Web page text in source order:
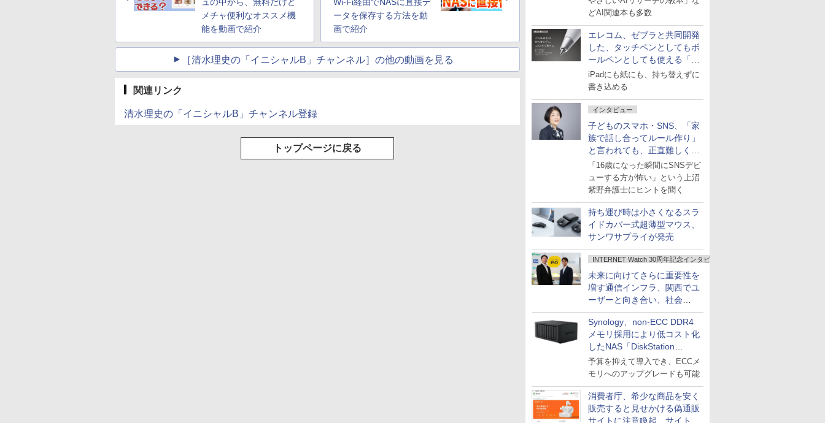
どAI関連本も多数
エレコム、ゼブラと共同開発
した、タッチペンとしてもボ
ールペンとしても使える「ス
タイラスツーウェイ」発売
iPadにも紙にも、持ち替えずに
書き込める
インタビュー
子どものスマホ・SNS、「家
族で話し合ってルール作り」
と言われても、正直難しくな
いですか？
「16歳になった瞬間にSNSデビ
ューする方が怖い」という上沼
紫野弁護士にヒントを聞く
持ち運び時は小さくなるスラ
イドカバー式超薄型マウス、
サンワサプライが発売
INTERNET Watch 30周年記念インタビュー
未来に向けてさらに重要性を
増す通信インフラ、関西でユ
ーザーと向き合い、社会
の“あたらしい”を起動し続け
る～オプテージ
Synology、non-ECC DDR4
メモリ採用により低コスト化
したNAS「DiskStation
neo+」シリーズ
予算を抑えて導入でき、ECCメ
モリへのアップグレードも可能
消費者庁、希少な商品を安く
販売すると見せかける偽通販
サイトに注意喚起、サイト名
ュの中から、無料だけど
メチャ便利なオススメ機
能を動画で紹介
Wi-Fi経由でNASに直接デ
ータを保存する方法を動
画で紹介
［清水理史の「イニシャルB」チャンネル］の他の動画を見る
関連リンク
清水理史の「イニシャルB」チャンネル登録
トップページに戻る